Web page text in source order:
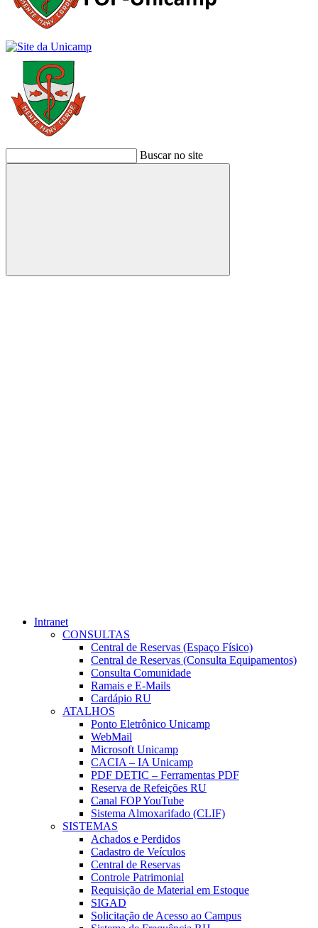
Buscar no site
Buscar
Intranet
CONSULTAS
Central de Reservas (Espaço Físico)
Central de Reservas (Consulta Equipamentos)
Consulta Comunidade
Ramais e E-Mails
Cardápio RU
ATALHOS
Ponto Eletrônico Unicamp
WebMail
Microsoft Unicamp
CACIA – IA Unicamp
PDF DETIC – Ferramentas PDF
Reserva de Refeições RU
Canal FOP YouTube
Sistema Almoxarifado (CLIF)
SISTEMAS
Achados e Perdidos
Cadastro de Veículos
Central de Reservas
Controle Patrimonial
Requisição de Material em Estoque
SIGAD
Solicitação de Acesso ao Campus